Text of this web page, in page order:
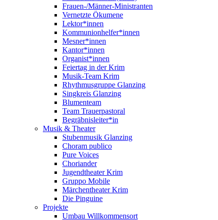
Frauen-/Männer-Ministranten
Vernetzte Ökumene
Lektor*innen
Kommunionhelfer*innen
Mesner*innen
Kantor*innen
Organist*innen
Feiertag in der Krim
Musik-Team Krim
Rhythmusgruppe Glanzing
Singkreis Glanzing
Blumenteam
Team Trauerpastoral
Begräbnisleiter*in
Musik & Theater
Stubenmusik Glanzing
Choram publico
Pure Voices
Choriander
Jugendtheater Krim
Gruppo Mobile
Märchentheater Krim
Die Pinguine
Projekte
Umbau Willkommensort